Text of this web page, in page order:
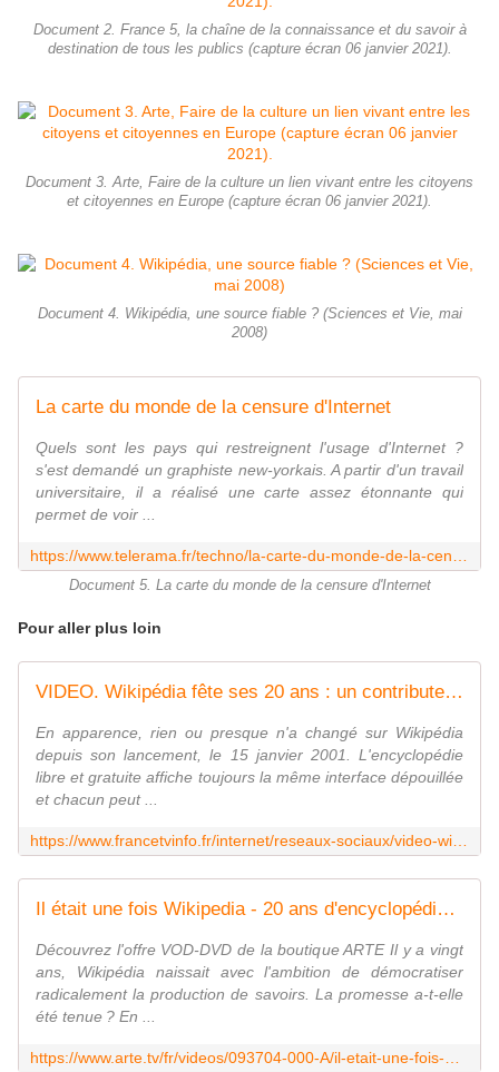
Document 2. France 5, la chaîne de la connaissance et du savoir à
destination de tous les publics (capture écran 06 janvier 2021).
Document 3. Arte, Faire de la culture un lien vivant entre les citoyens
et citoyennes en Europe (capture écran 06 janvier 2021).
Document 4. Wikipédia, une source fiable ? (Sciences et Vie, mai
2008)
La carte du monde de la censure d'Internet
Quels sont les pays qui restreignent l'usage d'Internet ?
s'est demandé un graphiste new-yorkais. A partir d'un travail
universitaire, il a réalisé une carte assez étonnante qui
permet de voir ...
Document 5. La carte du monde de la censure d'Internet
Pour aller plus loin
VIDEO. Wikipédia fête ses 20 ans : un contributeur français nous raconte les coulisses de l'encyclopédie en ligne
En apparence, rien ou presque n'a changé sur Wikipédia
depuis son lancement, le 15 janvier 2001. L'encyclopédie
libre et gratuite affiche toujours la même interface dépouillée
et chacun peut ...
Il était une fois Wikipedia - 20 ans d'encyclopédie en ligne - Regarder le documentaire complet | ARTE
Découvrez l'offre VOD-DVD de la boutique ARTE Il y a vingt
ans, Wikipédia naissait avec l'ambition de démocratiser
radicalement la production de savoirs. La promesse a-t-elle
été tenue ? En ...